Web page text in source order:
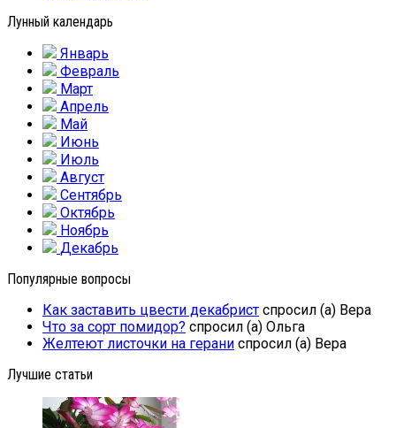
Лунный календарь
Январь
Февраль
Март
Апрель
Май
Июнь
Июль
Август
Сентябрь
Октябрь
Ноябрь
Декабрь
Популярные вопросы
Как заставить цвести декабрист спросил (а) Вера
Что за сорт помидор? спросил (а) Ольга
Желтеют листочки на герани спросил (а) Вера
Лучшие статьи